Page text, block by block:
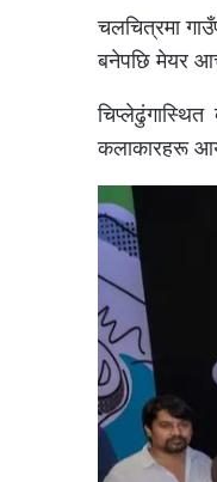
चलचित्रमा
बनेपछि मेयर
कलाकारहरू